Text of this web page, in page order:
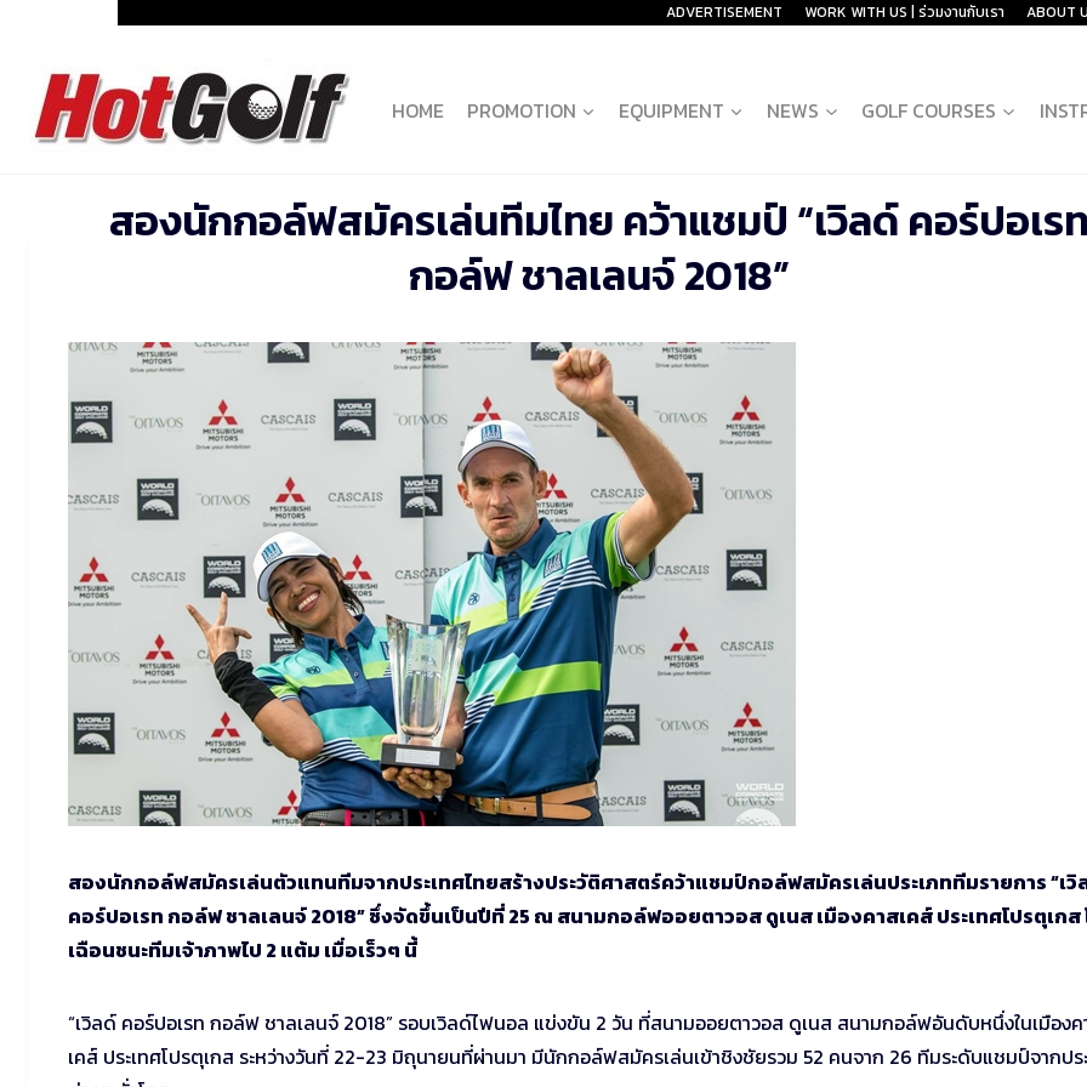
content
ADVERTISEMENT WORK WITH US | ร่วมงานกับเรา ABOUT
HOME PROMOTION EQUIPMENT NEWS GOLF COURSES
สองนักกอล์ฟสมัครเล่นทีมไทย คว้าแชมป์ “เวิลด์ คอร์ปอเรท
กอล์ฟ ชาลเลนจ์ 2018”
สองนักกอล์ฟสมัครเล่นตัวแทนทีมจากประเทศไทยสร้างประวัติศาสตร์คว้าแชมป์กอล์ฟสมัครเล่นประเภททีมรายการ “เวิ
คอร์ปอเรท กอล์ฟ ชาลเลนจ์ 2018” ซึ่งจัดขึ้นเป็นปีที่ 25 ณ สนามกอล์ฟออยตาวอส ดูเนส เมืองคาสเคส์ ประเทศโปรตุเกส
เฉือนชนะทีมเจ้าภาพไป 2 แต้ม เมื่อเร็วๆ นี้
“เวิลด์ คอร์ปอเรท กอล์ฟ ชาลเลนจ์ 2018” รอบเวิลด์ไฟนอล แข่งขัน 2 วัน ที่สนามออยตาวอส ดูเนส สนามกอล์ฟอันดับหนึ่งในเมืองค
เคส์ ประเทศโปรตุเกส ระหว่างวันที่ 22-23 มิถุนายนที่ผ่านมา มีนักกอล์ฟสมัครเล่นเข้าชิงชัยรวม 52 คนจาก 26 ทีมระดับแชมป์จากปร